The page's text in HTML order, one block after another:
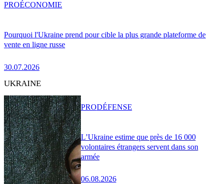
Pourquoi l'Ukraine prend pour cible la plus grande plateforme de
vente en ligne russe
30.07.2026
PROÉCONOMIE
UKRAINE
L’Ukraine estime que près de 16 000
volontaires étrangers servent dans son
armée
06.08.2026
PRODÉFENSE